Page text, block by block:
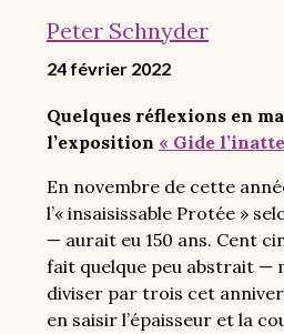
Peter Schnyder
24 février 2022
Quelques réflexions en
l’exposition « Gide
En novembre de cette
l’« insaisissable Protée »
— aurait eu 150 ans. Cent
fait quelque peu abstrait —
diviser par trois cet
en saisir l’épaisseur et la